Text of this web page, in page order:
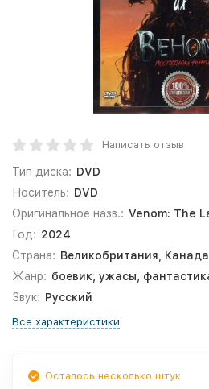
Написать отзыв
Тип диска: DVD
Носитель: DVD
Оригинальное назв.: Venom: The
Год: 2024
Страна: Великобритания,
Жанр: боевик, ужасы,
Звук: Русский
Все характеристики
Осталось несколько штук